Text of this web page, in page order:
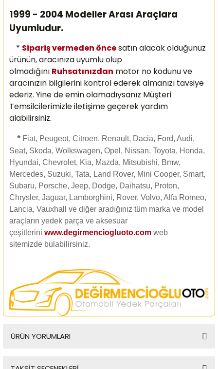
1999 - 2004 Modeller Arası Araçlara
Uyumludur.
* Sipariş vermeden öncesatın alacak olduğunuz
ürünün, aracınıza uyumlu olup
olmadığını Ruhsatınızdan motor no kodunu ve
aracınızın bilgilerini kontrol ederek almanızı tavsiye
ederiz. Yine de emin olamadıysanız Müşteri
Temsilcilerimizle iletişime geçerek yardım
alabilirsiniz.
* Fiat, Peugeot, Citroen, Renault, Dacia, Ford, Audi,
Seat, Skoda, Wolkswagen, Opel, Nissan, Toyota, Honda,
Hyundai, Chevrolet, Kia, Mazda, Mitsubishi, Bmw,
Mercedes, Suzuki, Tata, Land Rover, Mini Cooper, Smart,
Subaru, Porsche, Jeep, Dodge, Daihatsu, Proton,
Chrysler, Jaguar, Lamborghini, Rover, Volvo, Alfa Romeo,
Lancia, Vauxhall ve diğer aradığınız tüm marka ve model
araçların yedek parça ve aksesuar
çeşitlerini www.degirmenciogluoto.com web
sitemizde bulabilirsiniz.
ÜRÜN YORUMLARI